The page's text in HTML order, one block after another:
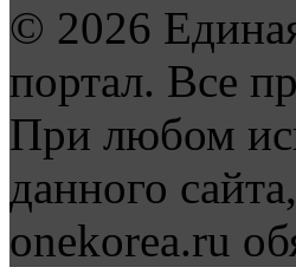
© 2026
портал. Все
При любом
данного
onekorea.ru